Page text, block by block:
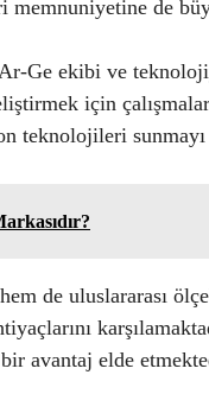
memnuniyetine de
Ge ekibi ve
için
teknolojileri
de uluslararası
avantaj elde